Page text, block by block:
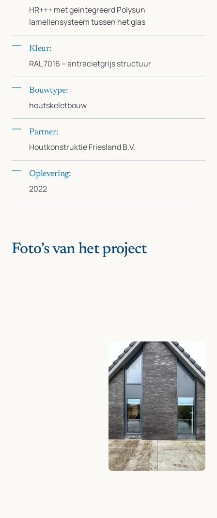
HR+++ met geintegreerd Polysun
lamellensysteem tussen het glas
Kleur:
RAL 7016 – antracietgrijs structuur
Bouwtype:
houtskeletbouw
Partner:
Houtkonstruktie Friesland B.V.
Oplevering:
2022
Foto’s van het project